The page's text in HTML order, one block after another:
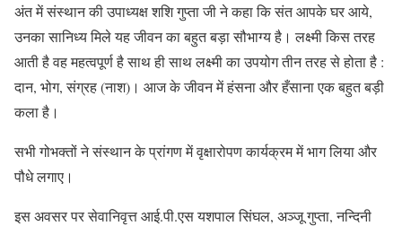
अंत में संस्थान की उपाध्यक्ष शशि गुप्ता जी ने कहा कि संत आपके घर आये,
उनका सानिध्य मिले यह जीवन का बहुत बड़ा सौभाग्य है। लक्ष्मी किस तरह
आती है वह महत्वपूर्ण है साथ ही साथ लक्ष्मी का उपयोग तीन तरह से होता है :
दान, भोग, संग्रह (नाश)। आज के जीवन में हंसना और हँसाना एक बहुत बड़ी
कला है।
सभी गोभक्तों ने संस्थान के प्रांगण में वृक्षारोपण कार्यक्रम में भाग लिया और
पौधे लगाए।
इस अवसर पर सेवानिवृत्त आई.पी.एस यशपाल सिंघल, अञ्जू गुप्ता, नन्दिनी